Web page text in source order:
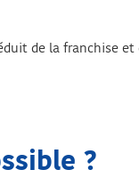
de la franchise
?